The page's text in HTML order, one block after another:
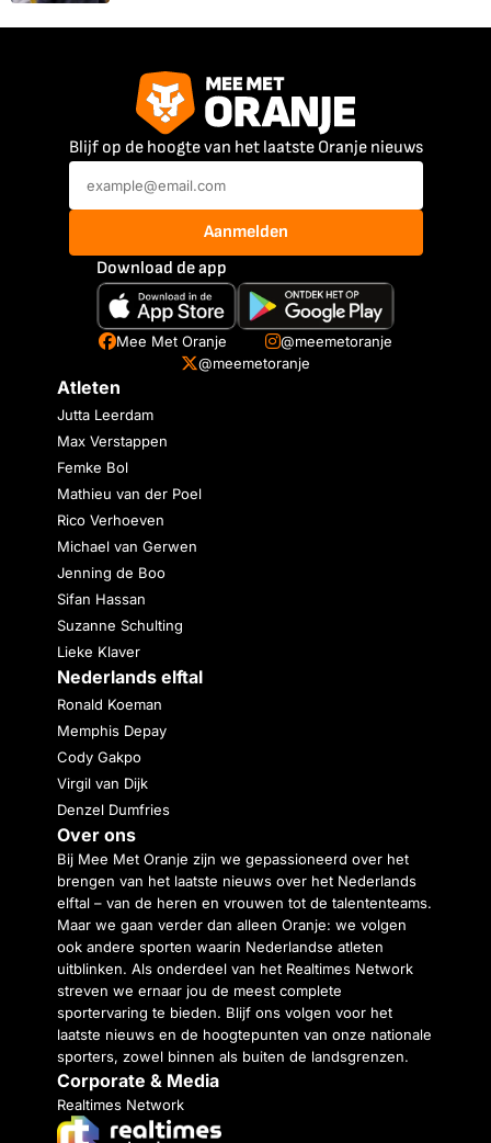
Blijf op de hoogte van het laatste Oranje nieuws
Aanmelden
Download de app
Mee Met Oranje
@meemetoranje
@meemetoranje
Atleten
Jutta Leerdam
Max Verstappen
Femke Bol
Mathieu van der Poel
Rico Verhoeven
Michael van Gerwen
Jenning de Boo
Sifan Hassan
Suzanne Schulting
Lieke Klaver
Nederlands elftal
Ronald Koeman
Memphis Depay
Cody Gakpo
Virgil van Dijk
Denzel Dumfries
Over ons
Bij Mee Met Oranje zijn we gepassioneerd over het
brengen van het laatste nieuws over het Nederlands
elftal – van de heren en vrouwen tot de talententeams.
Maar we gaan verder dan alleen Oranje: we volgen
ook andere sporten waarin Nederlandse atleten
uitblinken. Als onderdeel van het Realtimes Network
streven we ernaar jou de meest complete
sportervaring te bieden. Blijf ons volgen voor het
laatste nieuws en de hoogtepunten van onze nationale
sporters, zowel binnen als buiten de landsgrenzen.
Corporate & Media
Realtimes Network